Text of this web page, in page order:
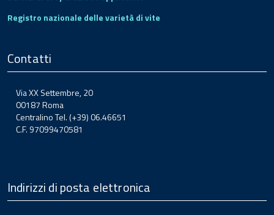
Registro nazionale delle varietà di vite
Contatti
Via XX Settembre, 20
00187 Roma
Centralino Tel. (+39) 06.46651
C.F. 97099470581
Indirizzi di posta elettronica